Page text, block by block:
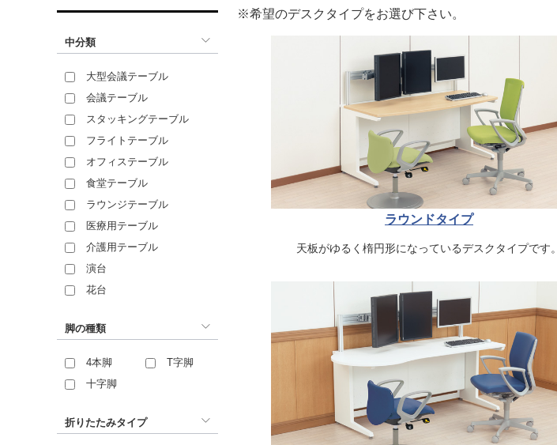
※希望のデスクタイプをお選び下さい。
ラウンドタイプ
天板がゆるく楕円形になっているデスクタイプです。
中分類
大型会議テーブル
会議テーブル
スタッキングテーブル
フライトテーブル
オフィステーブル
食堂テーブル
ラウンジテーブル
医療用テーブル
介護用テーブル
演台
花台
脚の種類
4本脚
T字脚
十字脚
折りたたみタイプ